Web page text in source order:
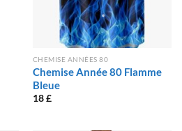
CHEMISE ANNÉES 80
Chemise Année 80 Flamme
Bleue
18£